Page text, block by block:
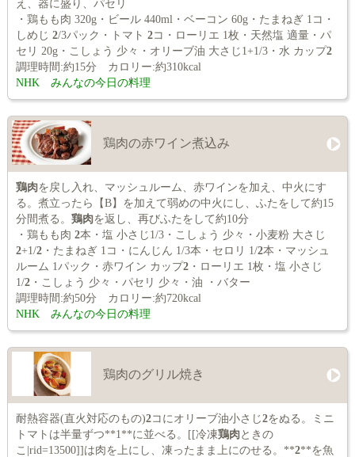
え、器に盛り、パセリ
・鶏もも肉 320g・ビール 440ml・ベーコン 60g・たまねぎ 1コ・
しめじ 2/3パック・トマト 2コ・ローリエ 1枚・天然塩 適量・パ
セリ 20g・こしょう 少々・オリーブ油 大さじ1+1/3・水 カップ2
調理時間:約15分 カロリー:約310kcal
NHK みんなの今日の料理
鶏肉の赤ワイン煮込み
鶏肉を戻し入れ、マッシュルーム、赤ワインを加え、中火にす
る。煮立ったら【B】を加えて弱めの中火にし、ふたをして約15
分間煮る。 鶏肉を返し、再びふたをして約10分
・鶏もも肉 2本・塩 小さじ1/3・こしょう 少々・小麦粉 大さじ
2+1/2・たまねぎ 1コ・にんじん 1/3本・セロリ 1/2本・マッシュ
ルーム 1パック・赤ワイン カップ2・ローリエ 1枚・塩 小さじ
1/2・こしょう 少々・パセリ 少々・油 ・バター
調理時間:約50分 カロリー:約720kcal
NHK みんなの今日の料理
鶏肉のグリル焼き
耐熱容器(直火対応のもの)2コにオリーブ油小さじ2をぬる。ミニ
トマトは半量ずつ**1**に並べる。[[冷凍鶏肉 ときの
こ|rid=13500]]は肉を上にし、凍ったまま上にのせる。**2**を魚